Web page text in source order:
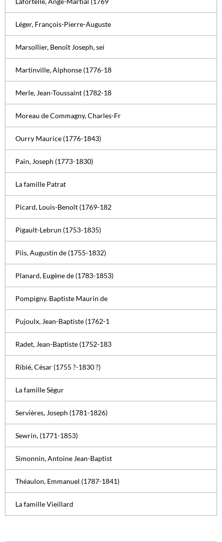
Léger, François-Pierre-Auguste
Marsollier, Benoît Joseph, sei
Martinville, Alphonse (1776-18
Merle, Jean-Toussaint (1782-18
Moreau de Commagny, Charles-Fr
Ourry Maurice (1776-1843)
Pain, Joseph (1773-1830)
La famille Patrat
Picard, Louis-Benoît (1769-182
Pigault-Lebrun (1753-1835)
Piis, Augustin de (1755-1832)
Planard, Eugène de (1783-1853)
Pompigny. Baptiste Maurin de
Pujoulx, Jean-Baptiste (1762-1
Radet, Jean-Baptiste (1752-183
Ribié, César (1755 ?-1830 ?)
La famille Ségur
Servières, Joseph (1781-1826)
Sewrin, (1771-1853)
Simonnin, Antoine Jean-Baptist
Théaulon, Emmanuel (1787-1841)
La famille Vieillard